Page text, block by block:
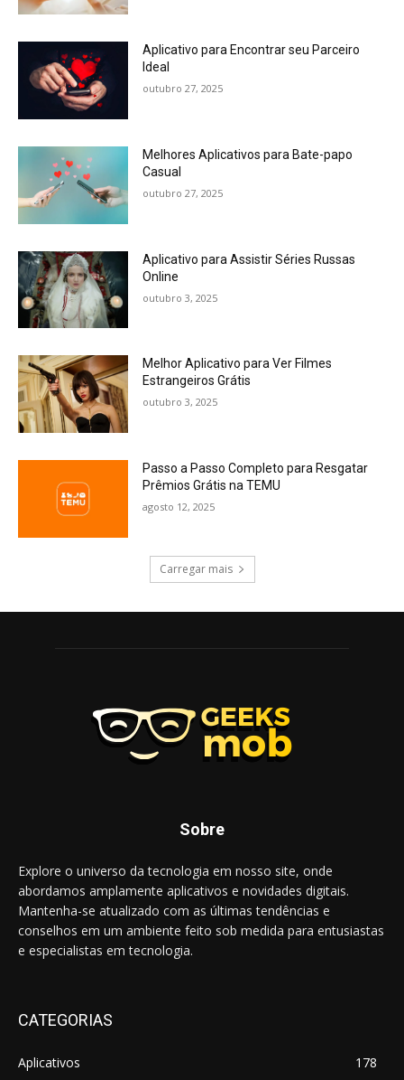
Aplicativo para Encontrar seu Parceiro
Ideal
outubro 27, 2025
Melhores Aplicativos para Bate-papo
Casual
outubro 27, 2025
Aplicativo para Assistir Séries Russas
Online
outubro 3, 2025
Melhor Aplicativo para Ver Filmes
Estrangeiros Grátis
outubro 3, 2025
Passo a Passo Completo para Resgatar
Prêmios Grátis na TEMU
agosto 12, 2025
Carregar mais
Sobre
Explore o universo da tecnologia em nosso site, onde
abordamos amplamente aplicativos e novidades digitais.
Mantenha-se atualizado com as últimas tendências e
conselhos em um ambiente feito sob medida para entusiastas
e especialistas em tecnologia.
CATEGORIAS
Aplicativos 178